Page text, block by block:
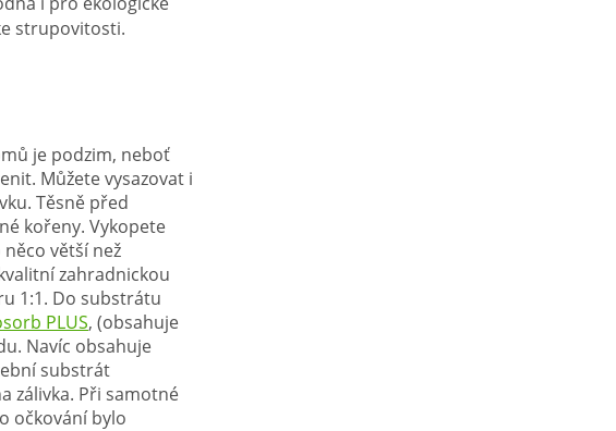
strupovitosti.
je podzim, neboť
Můžete vysazovat i
Těsně před
kořeny. Vykopete
větší než
zahradnickou
1:1. Do substrátu
PLUS, (obsahuje
Navíc obsahuje
substrát
zálivka. Při samotné
očkování bylo